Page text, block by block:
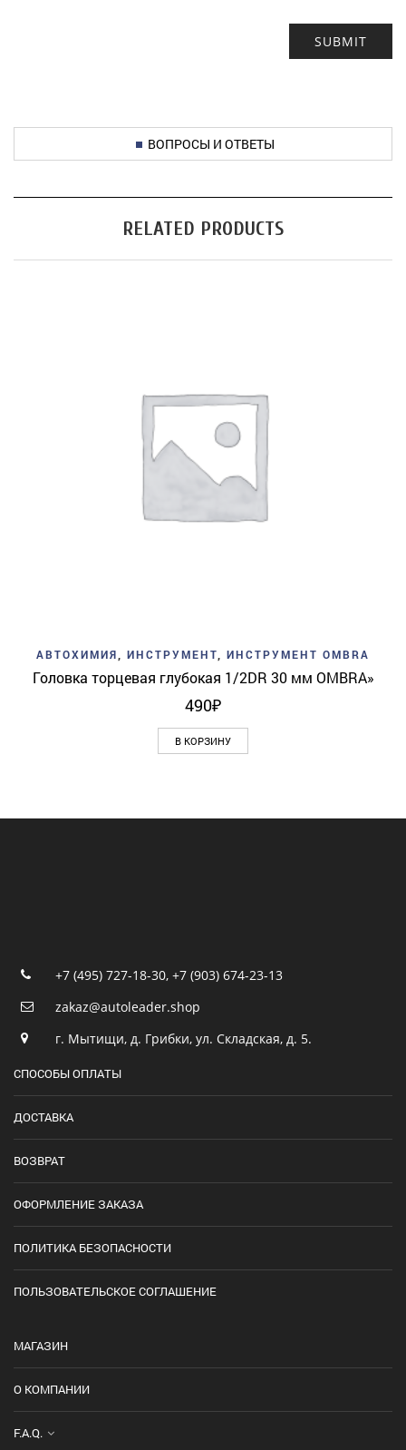
ВОПРОСЫ И ОТВЕТЫ
RELATED PRODUCTS
АВТОХИМИЯ ИНСТРУМЕНТ ИНСТРУМЕНТ OMBRA
Головка торцевая глубокая 1/2DR 30 мм OMBRA»
490₽
В КОРЗИНУ
+7 (495) 727-18-30, +7 (903) 674-23-13
zakaz@autoleader.shop
г. Мытищи, д. Грибки, ул. Складская, д. 5.
СПОСОБЫ ОПЛАТЫ
ДОСТАВКА
ВОЗВРАТ
ОФОРМЛЕНИЕ ЗАКАЗА
ПОЛИТИКА БЕЗОПАСНОСТИ
ПОЛЬЗОВАТЕЛЬСКОЕ СОГЛАШЕНИЕ
МАГАЗИН
О КОМПАНИИ
F.A.Q.